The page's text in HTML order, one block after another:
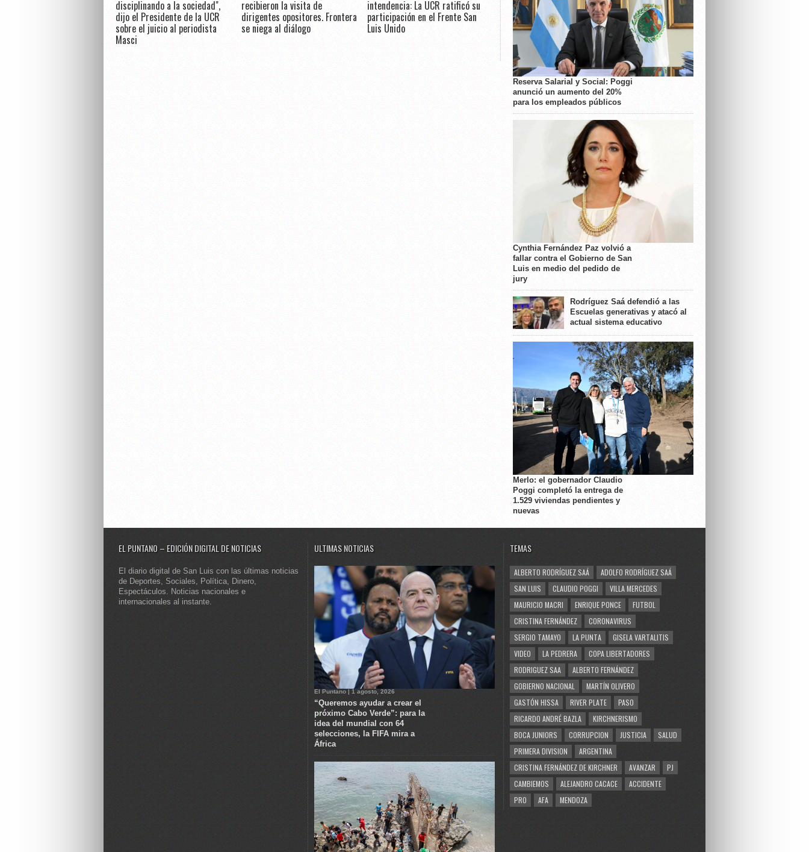
disciplinando a la sociedad",
dijo el Presidente de la UCR
sobre el juicio al periodista
Masci
recibieron la visita de
dirigentes opositores. Frontera
se niega al diálogo
intendencia: La UCR ratificó su
participación en el Frente San
Luis Unido
Reserva Salarial y Social: Poggi
anunció un aumento del 20%
para los empleados públicos
Cynthia Fernández Paz volvió a
fallar contra el Gobierno de San
Luis en medio del pedido de
jury
Rodríguez Saá defendió a las
Escuelas generativas y atacó al
actual sistema educativo
Merlo: el gobernador Claudio
Poggi completó la entrega de
1.529 viviendas pendientes y
nuevas
EL PUNTANO – EDICIÓN DIGITAL DE NOTICIAS
El diario digital de San Luis con las últimas noticias
de Deportes, Sociales, Política, Dinero,
Espectáculos. Noticias nacionales e
internacionales al instante.
ULTIMAS NOTICIAS
El Puntano | 1 agosto, 2026
“Queremos ayudar a crear el
próximo Cabo Verde”: para la
idea del mundial con 64
selecciones, la FIFA mira a
África
TEMAS
ALBERTO RODRÍGUEZ SAÁ
ADOLFO RODRÍGUEZ SAÁ
SAN LUIS
CLAUDIO POGGI
VILLA MERCEDES
MAURICIO MACRI
ENRIQUE PONCE
FUTBOL
CRISTINA FERNÁNDEZ
CORONAVIRUS
SERGIO TAMAYO
LA PUNTA
GISELA VARTALITIS
VIDEO
LA PEDRERA
COPA LIBERTADORES
RODRIGUEZ SAA
ALBERTO FERNÁNDEZ
GOBIERNO NACIONAL
MARTÍN OLIVERO
GASTÓN HISSA
RIVER PLATE
PASO
RICARDO ANDRÉ BAZLA
KIRCHNERISMO
BOCA JUNIORS
CORRUPCION JUSTICIA
SALUD
PRIMERA DIVISION
ARGENTINA
CRISTINA FERNÁNDEZ DE KIRCHNER
AVANZAR
PJ
CAMBIEMOS
ALEJANDRO CACACE
ACCIDENTE
PRO
AFA MENDOZA